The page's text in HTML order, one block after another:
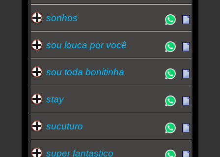
sonhos
sou louca por você
sou toda bonitinha
stay
sucuturo
super fantastico